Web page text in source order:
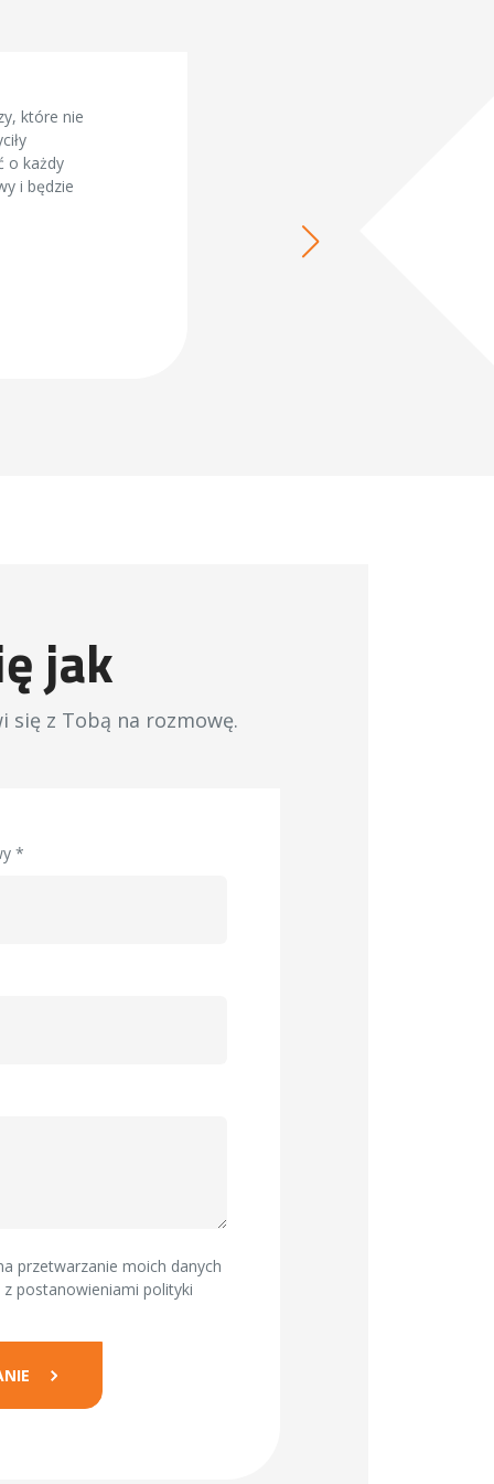
które nie
o każdy
i będzie
jak
się z Tobą na rozmowę.
*
przetwarzanie moich danych
postanowieniami polityki